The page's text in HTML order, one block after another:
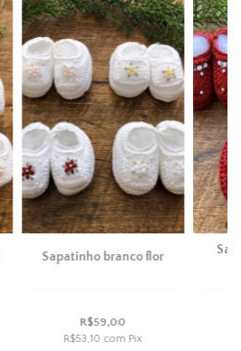
Sapatinho branco flor
R$59,00
R$53,10 com Pix